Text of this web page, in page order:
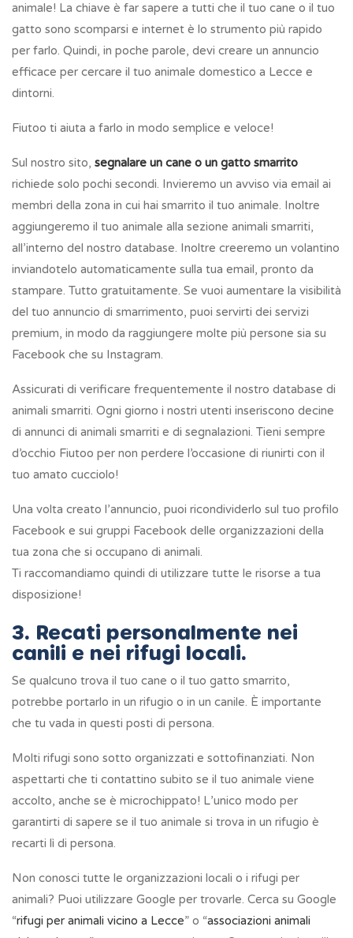
animale! La chiave è far sapere a tutti che il tuo cane o il tuo
gatto sono scomparsi e internet è lo strumento più rapido
per farlo. Quindi, in poche parole, devi creare un annuncio
efficace per cercare il tuo animale domestico a Lecce e
dintorni.
Fiutoo ti aiuta a farlo in modo semplice e veloce!
Sul nostro sito, segnalare un cane o un gatto smarrito
richiede solo pochi secondi. Invieremo un avviso via email ai
membri della zona in cui hai smarrito il tuo animale. Inoltre
aggiungeremo il tuo animale alla sezione animali smarriti,
all’interno del nostro database. Inoltre creeremo un volantino
inviandotelo automaticamente sulla tua email, pronto da
stampare. Tutto gratuitamente. Se vuoi aumentare la visibilità
del tuo annuncio di smarrimento, puoi servirti dei servizi
premium, in modo da raggiungere molte più persone sia su
Facebook che su Instagram.
Assicurati di verificare frequentemente il nostro database di
animali smarriti. Ogni giorno i nostri utenti inseriscono decine
di annunci di animali smarriti e di segnalazioni. Tieni sempre
d’occhio Fiutoo per non perdere l’occasione di riunirti con il
tuo amato cucciolo!
Una volta creato l’annuncio, puoi ricondividerlo sul tuo profilo
Facebook e sui gruppi Facebook delle organizzazioni della
tua zona che si occupano di animali.
Ti raccomandiamo quindi di utilizzare tutte le risorse a tua
disposizione!
3. Recati personalmente nei
canili e nei rifugi locali.
Se qualcuno trova il tuo cane o il tuo gatto smarrito,
potrebbe portarlo in un rifugio o in un canile. È importante
che tu vada in questi posti di persona.
Molti rifugi sono sotto organizzati e sottofinanziati. Non
aspettarti che ti contattino subito se il tuo animale viene
accolto, anche se è microchippato! L’unico modo per
garantirti di sapere se il tuo animale si trova in un rifugio è
recarti lì di persona.
Non conosci tutte le organizzazioni locali o i rifugi per
animali? Puoi utilizzare Google per trovarle. Cerca su Google
“rifugi per animali vicino a Lecce” o “associazioni animali